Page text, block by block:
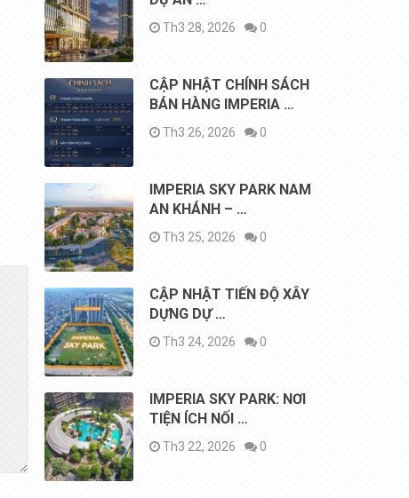
Th3 28, 2026 0
CẬP NHẬT CHÍNH SÁCH
BÁN HÀNG IMPERIA …
Th3 26, 2026 0
IMPERIA SKY PARK NAM
AN KHÁNH – …
Th3 25, 2026 0
CẬP NHẬT TIẾN ĐỘ XÂY
DỰNG DỰ …
Th3 24, 2026 0
IMPERIA SKY PARK: NƠI
TIỆN ÍCH NỐI …
Th3 22, 2026 0